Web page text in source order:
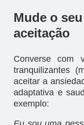
Mude o
aceitação
Converse com
tranquilizantes
aceitar a
adaptativa e
exemplo: